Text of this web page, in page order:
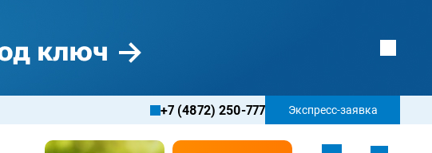
+7 (4872) 250-777 Экспресс-заявка